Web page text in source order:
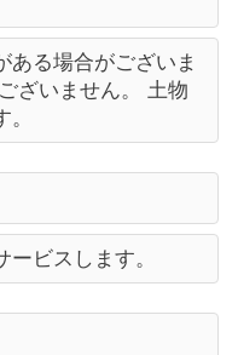
ある場合がございま
ざいません。 土物
ビスします。